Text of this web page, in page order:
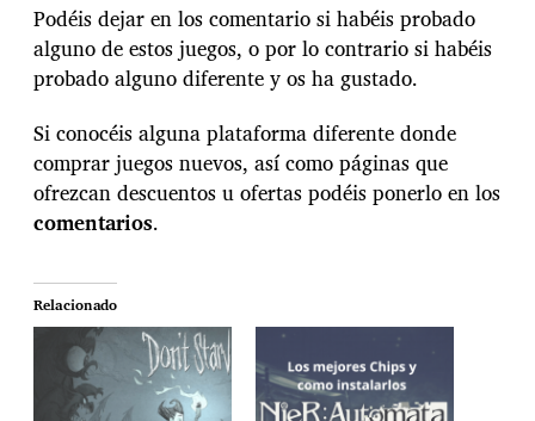
Podéis dejar en los comentario si habéis probado
alguno de estos juegos, o por lo contrario si habéis
probado alguno diferente y os ha gustado.
Si conocéis alguna plataforma diferente donde
comprar juegos nuevos, así como páginas que
ofrezcan descuentos u ofertas podéis ponerlo en los
comentarios.
Relacionado